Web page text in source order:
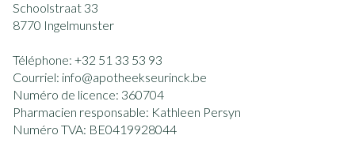
Schoolstraat 33
8770 Ingelmunster
Téléphone: +32 51 33 53 93
Courriel: info@apotheekseurinck.be
Numéro de licence: 360704
Pharmacien responsable: Kathleen Persyn
Numéro TVA: BE0419928044